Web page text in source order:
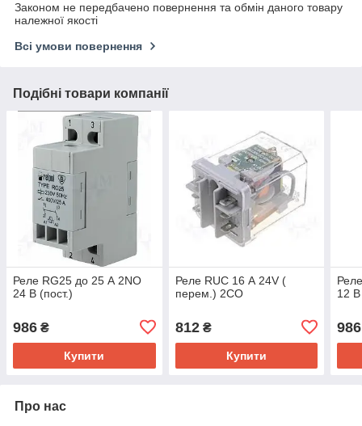
Законом не передбачено повернення та обмін даного товару
належної якості
Всі умови повернення
Подібні товари компанії
Реле RG25 до 25 А 2NO
24 В (пост.)
986 ₴
Купити
Реле RUC 16 А 24V (
перем.) 2CO
812₴
Купити
12 В
986
Про нас